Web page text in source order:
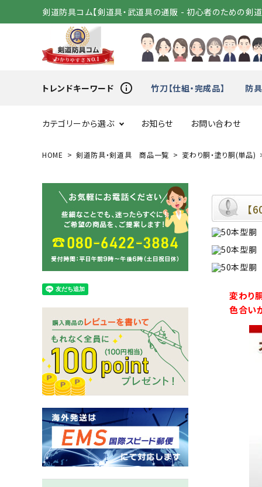
剣道防具コム【剣道具・武道具の通販 - 初心者のための剣
トレンドキーワード info_outline 竹刀【仕組・完成品】 防
カテゴリーから選ぶ
変わり胴 小手（
剣道着 袴
ネーム/ゼッケン 手ぬぐ
お知らせ お問い合わせ
HOME 剣道防具・剣道具 商品一覧 変わり胴・塗り胴(単品)
【
変わり
色合い